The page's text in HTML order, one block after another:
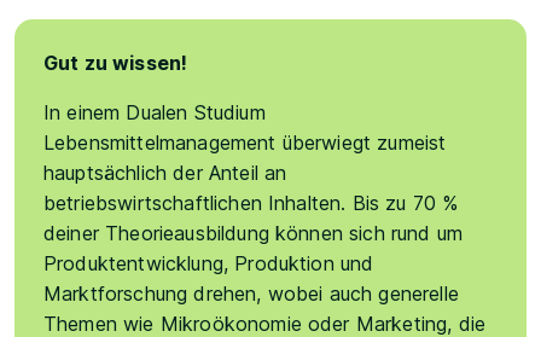
Gut zu wissen!
In einem Dualen Studium
Lebensmittelmanagement überwiegt zumeist
hauptsächlich der Anteil an
betriebswirtschaftlichen Inhalten. Bis zu 70 %
deiner Theorieausbildung können sich rund um
Produktentwicklung, Produktion und
Marktforschung drehen, wobei auch generelle
Themen wie Mikroökonomie oder Marketing, die